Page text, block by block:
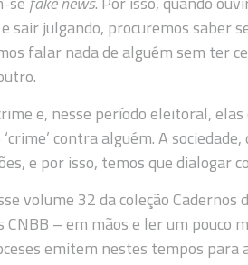
sair julgando, procuremos saber
falar nada de alguém sem ter
e, nesse período eleitoral,
contra alguém. A
e por isso, temos que dialogar
volume 32 da coleção Cadernos
CNBB – em mãos e ler um pouco
emitem nestes tempos